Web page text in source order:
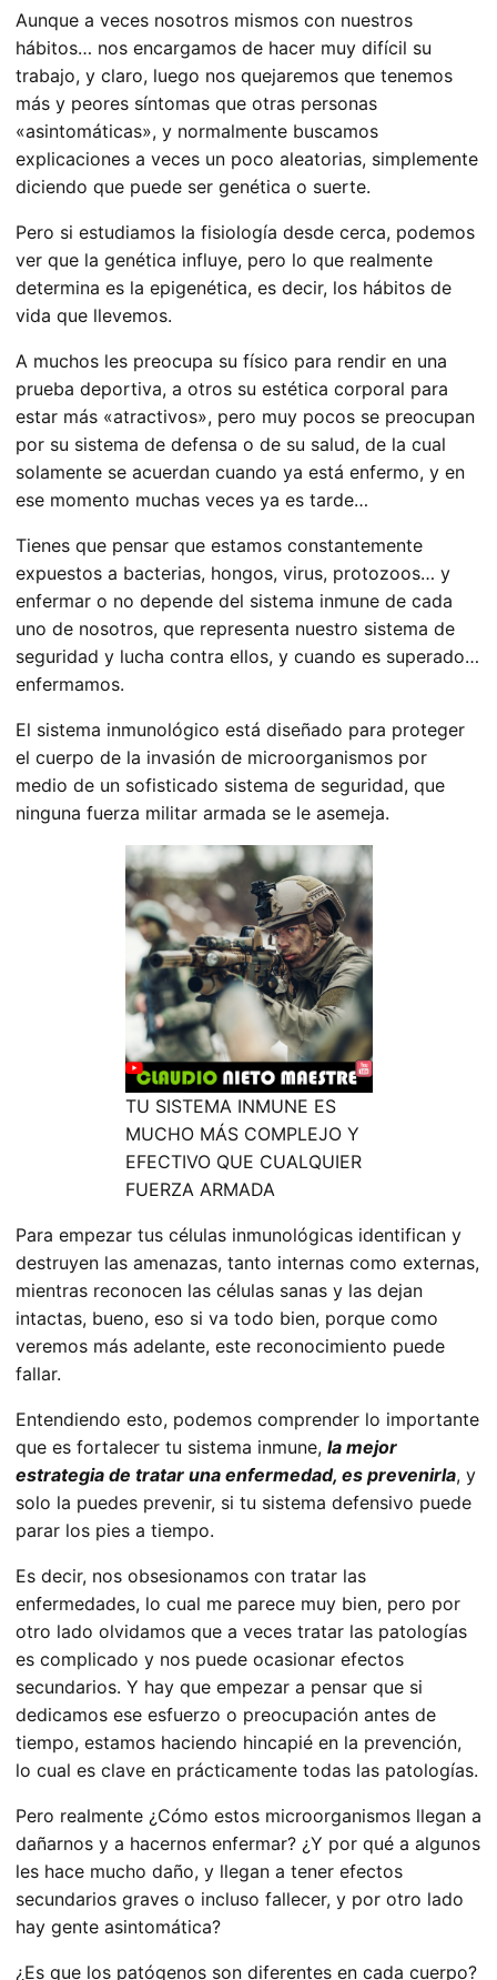
Aunque a veces nosotros mismos con nuestros
hábitos… nos encargamos de hacer muy difícil su
trabajo, y claro, luego nos quejaremos que tenemos
más y peores síntomas que otras personas
«asintomáticas», y normalmente buscamos
explicaciones a veces un poco aleatorias, simplemente
diciendo que puede ser genética o suerte.
Pero si estudiamos la fisiología desde cerca, podemos
ver que la genética influye, pero lo que realmente
determina es la epigenética, es decir, los hábitos de
vida que llevemos.
A muchos les preocupa su físico para rendir en una
prueba deportiva, a otros su estética corporal para
estar más «atractivos», pero muy pocos se preocupan
por su sistema de defensa o de su salud, de la cual
solamente se acuerdan cuando ya está enfermo, y en
ese momento muchas veces ya es tarde…
Tienes que pensar que estamos constantemente
expuestos a bacterias, hongos, virus, protozoos… y
enfermar o no depende del sistema inmune de cada
uno de nosotros, que representa nuestro sistema de
seguridad y lucha contra ellos, y cuando es superado…
enfermamos.
El sistema inmunológico está diseñado para proteger
el cuerpo de la invasión de microorganismos por
medio de un sofisticado sistema de seguridad, que
ninguna fuerza militar armada se le asemeja.
TU SISTEMA INMUNE ES
MUCHO MÁS COMPLEJO Y
EFECTIVO QUE CUALQUIER
FUERZA ARMADA
Para empezar tus células inmunológicas identifican y
destruyen las amenazas, tanto internas como externas,
mientras reconocen las células sanas y las dejan
intactas, bueno, eso si va todo bien, porque como
veremos más adelante, este reconocimiento puede
fallar.
Entendiendo esto, podemos comprender lo importante
que es fortalecer tu sistema inmune, la mejor
estrategia de tratar una enfermedad, es prevenirla, y
solo la puedes prevenir, si tu sistema defensivo puede
parar los pies a tiempo.
Es decir, nos obsesionamos con tratar las
enfermedades, lo cual me parece muy bien, pero por
otro lado olvidamos que a veces tratar las patologías
es complicado y nos puede ocasionar efectos
secundarios. Y hay que empezar a pensar que si
dedicamos ese esfuerzo o preocupación antes de
tiempo, estamos haciendo hincapié en la prevención,
lo cual es clave en prácticamente todas las patologías.
Pero realmente ¿Cómo estos microorganismos llegan a
dañarnos y a hacernos enfermar? ¿Y por qué a algunos
les hace mucho daño, y llegan a tener efectos
secundarios graves o incluso fallecer, y por otro lado
hay gente asintomática?
¿Es que los patógenos son diferentes en cada cuerpo?